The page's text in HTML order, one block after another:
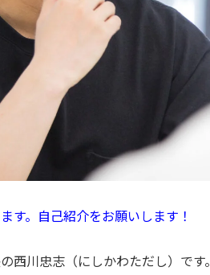
。自己紹介をお願いします！
西川忠志（にしかわただし）です。